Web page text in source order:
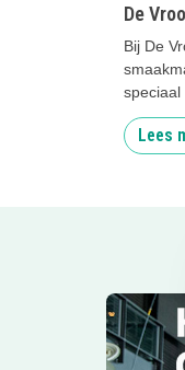
De
Bij De
speciaal
Lees